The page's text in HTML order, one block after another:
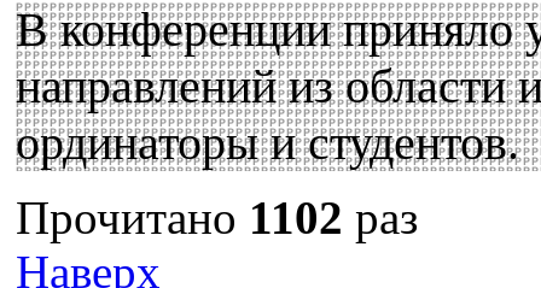
В конференции приняло
направлений из области
ординаторы и студентов.
Прочитано 1102 раз
Наверх